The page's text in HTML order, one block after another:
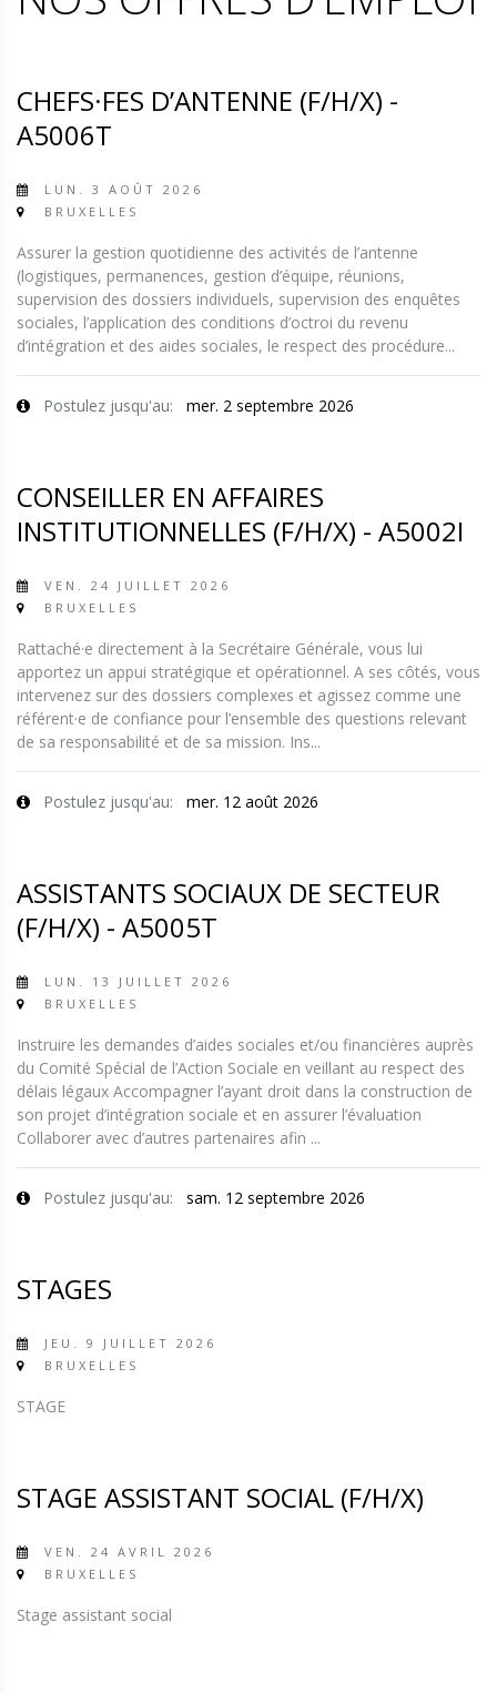
CHEFS·FES D’ANTENNE (F/H/X) -
A5006T
LUN. 3 AOÛT 2026
BRUXELLES
Assurer la gestion quotidienne des activités de l’antenne
(logistiques, permanences, gestion d’équipe, réunions,
supervision des dossiers individuels, supervision des enquêtes
sociales, l’application des conditions d’octroi du revenu
d’intégration et des aides sociales, le respect des procédure...
Postulez jusqu'au: mer. 2 septembre 2026
CONSEILLER EN AFFAIRES
INSTITUTIONNELLES (F/H/X) - A5002I
VEN. 24 JUILLET 2026
BRUXELLES
Rattaché·e directement à la Secrétaire Générale, vous lui
apportez un appui stratégique et opérationnel. A ses côtés, vous
intervenez sur des dossiers complexes et agissez comme une
référent·e de confiance pour l’ensemble des questions relevant
de sa responsabilité et de sa mission. Ins...
Postulez jusqu'au: mer. 12 août 2026
ASSISTANTS SOCIAUX DE SECTEUR
(F/H/X) - A5005T
LUN. 13 JUILLET 2026
BRUXELLES
Instruire les demandes d’aides sociales et/ou financières auprès
du Comité Spécial de l’Action Sociale en veillant au respect des
délais légaux Accompagner l’ayant droit dans la construction de
son projet d’intégration sociale et en assurer l’évaluation
Collaborer avec d’autres partenaires afin ...
Postulez jusqu'au: sam. 12 septembre 2026
STAGES
JEU. 9 JUILLET 2026
BRUXELLES
STAGE
STAGE ASSISTANT SOCIAL (F/H/X)
VEN. 24 AVRIL 2026
BRUXELLES
Stage assistant social